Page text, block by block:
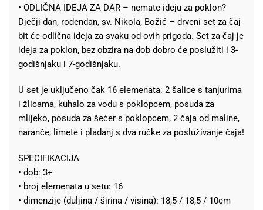
• ODLIČNA IDEJA ZA DAR – nemate ideju za poklon?
Dječji dan, rođendan, sv. Nikola, Božić – drveni set za čaj
bit će odlična ideja za svaku od ovih prigoda. Set za čaj je
ideja za poklon, bez obzira na dob dobro će poslužiti i 3-
godišnjaku i 7-godišnjaku.
U set je uključeno čak 16 elemenata: 2 šalice s tanjurima
i žlicama, kuhalo za vodu s poklopcem, posuda za
mlijeko, posuda za šećer s poklopcem, 2 čaja od maline,
naranče, limete i pladanj s dva ručke za posluživanje čaja!
SPECIFIKACIJA
• dob: 3+
• broj elemenata u setu: 16
• dimenzije (duljina / širina / visina): 18,5 / 18,5 / 10cm